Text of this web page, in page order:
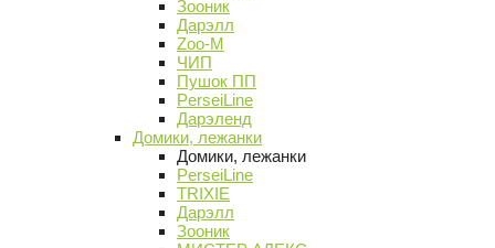
Зооник
Дарэлл
Zoo-M
ЧИП
Пушок ПП
PerseiLine
Дарэленд
Домики, лежанки
Домики, лежанки
PerseiLine
TRIXIE
Дарэлл
Зооник